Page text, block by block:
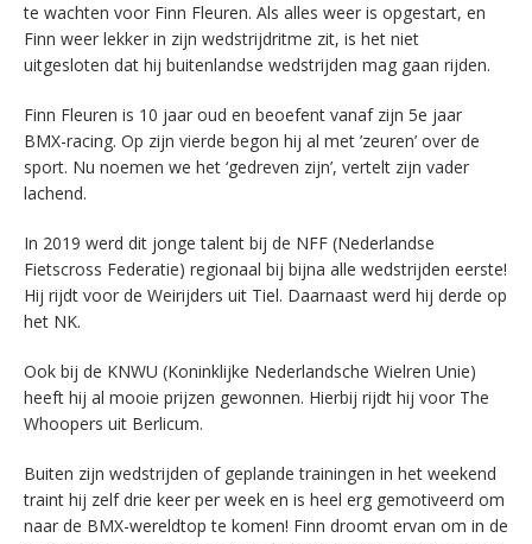
te wachten voor Finn Fleuren. Als alles weer is opgestart, en
Finn weer lekker in zijn wedstrijdritme zit, is het niet
uitgesloten dat hij buitenlandse wedstrijden mag gaan rijden.
Finn Fleuren is 10 jaar oud en beoefent vanaf zijn 5e jaar
BMX-racing. Op zijn vierde begon hij al met ’zeuren’ over de
sport. Nu noemen we het ‘gedreven zijn’, vertelt zijn vader
lachend.
In 2019 werd dit jonge talent bij de NFF (Nederlandse
Fietscross Federatie) regionaal bij bijna alle wedstrijden eerste!
Hij rijdt voor de Weirijders uit Tiel. Daarnaast werd hij derde op
het NK.
Ook bij de KNWU (Koninklijke Nederlandsche Wielren Unie)
heeft hij al mooie prijzen gewonnen. Hierbij rijdt hij voor The
Whoopers uit Berlicum.
Buiten zijn wedstrijden of geplande trainingen in het weekend
traint hij zelf drie keer per week en is heel erg gemotiveerd om
naar de BMX-wereldtop te komen! Finn droomt ervan om in de